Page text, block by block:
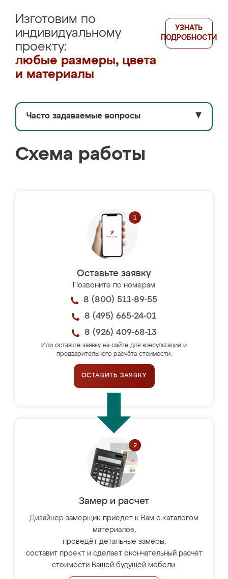
Изготовим по
индивидуальному
проекту:
любые размеры, цвета
и материалы
УЗНАТЬ
ПОДРОБНОСТИ
Часто задаваемые вопросы ▼
Схема работы
Оставьте заявку
Позвоните по номерам
8 (800) 511-89-55
8 (495) 665-24-01
8 (926) 409-68-13
Или оставьте заявку на сайте для консультации и
предварительного расчёта стоимости.
ОСТАВИТЬ ЗАЯВКУ
Замер и расчет
Дизайнер-замерщик приедет к Вам с каталогом
материалов,
проведёт детальные замеры,
составит проект и сделает окончательный расчёт
стоимости Вашей будущей мебели.